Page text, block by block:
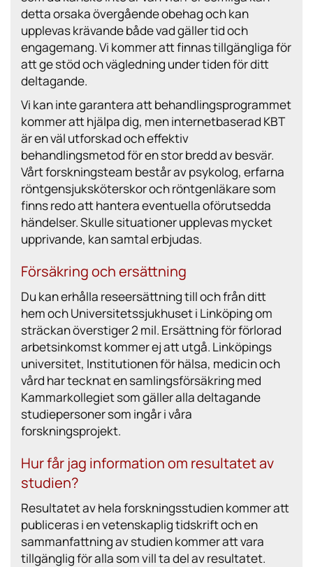
detta orsaka övergående obehag och kan
upplevas krävande både vad gäller tid och
engagemang. Vi kommer att finnas tillgängliga för
att ge stöd och vägledning under tiden för ditt
deltagande.
Vi kan inte garantera att behandlingsprogrammet
kommer att hjälpa dig, men internetbaserad KBT
är en väl utforskad och effektiv
behandlingsmetod för en stor bredd av besvär.
Vårt forskningsteam består av psykolog, erfarna
röntgensjuksköterskor och röntgenläkare som
finns redo att hantera eventuella oförutsedda
händelser. Skulle situationer upplevas mycket
upprivande, kan samtal erbjudas.
Försäkring och ersättning
Du kan erhålla reseersättning till och från ditt
hem och Universitetssjukhuset i Linköping om
sträckan överstiger 2 mil. Ersättning för förlorad
arbetsinkomst kommer ej att utgå. Linköpings
universitet, Institutionen för hälsa, medicin och
vård har tecknat en samlingsförsäkring med
Kammarkollegiet som gäller alla deltagande
studiepersoner som ingår i våra
forskningsprojekt.
Hur får jag information om resultatet av
studien?
Resultatet av hela forskningsstudien kommer att
publiceras i en vetenskaplig tidskrift och en
sammanfattning av studien kommer att vara
tillgänglig för alla som vill ta del av resultatet.